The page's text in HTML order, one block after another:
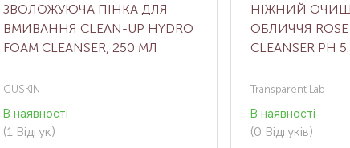
ЗВОЛОЖУЮЧА ПІНКА ДЛЯ
ВМИВАННЯ CLEAN-UP HYDRO
FOAM CLEANSER, 250 МЛ
CUSKIN
В наявності
(1 Відгук)
НІЖНИЙ
ОБЛИЧЧЯ ROSE
CLEANSER PH
Transparent Lab
В наявності
(0 Відгуків)